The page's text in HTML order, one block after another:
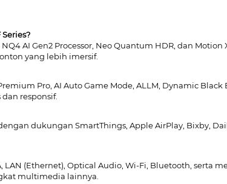
AI Gen2 Processor, Neo Quantum HDR, dan
yang lebih imersif.
Pro, AI Auto Game Mode, ALLM, Dynamic
responsif.
dukungan SmartThings, Apple AirPlay, Bixby,
LAN (Ethernet), Optical Audio, Wi-Fi, Bluetooth, serta
multimedia lainnya.